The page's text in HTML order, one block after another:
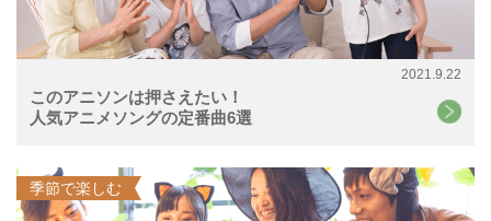
2021.9.22
このアニソンは押さえたい！
人気アニメソングの定番曲6選
季節で楽しむ